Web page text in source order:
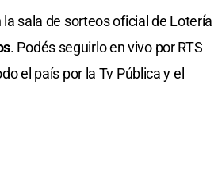
sala de sorteos oficial de Lotería
. Podés seguirlo en vivo por RTS
el país por la Tv Pública y el